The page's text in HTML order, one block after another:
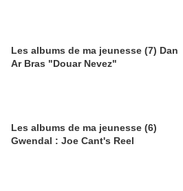
Les albums de ma jeunesse (7) Dan
Ar Bras "Douar Nevez"
Les albums de ma jeunesse (6)
Gwendal : Joe Cant's Reel